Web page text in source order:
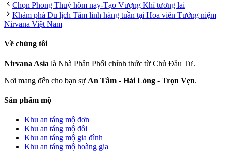
Chọn Phong Thuỷ hôm nay-Tạo Vượng Khí tương lai
Khám phá Du lịch Tâm linh hàng tuần tại Hoa viên Tưởng niệm
Nirvana Việt Nam
Về chúng tôi
Nirvana Asia là Nhà Phân Phối chính thức từ Chủ Đầu Tư.
Nơi mang đến cho bạn sự An Tâm - Hài Lòng - Trọn Vẹn.
Sản phẩm mộ
Khu an táng mộ đơn
Khu an táng mộ đôi
Khu an táng mộ gia đình
Khu an táng mộ hoàng gia